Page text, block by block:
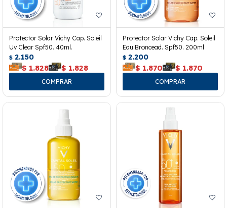
Protector Solar Vichy Cap. Soleil
Uv Clear Spf50. 40ml.
$ 2.150
$ 1.828 $ 1.828
Protector Solar Vichy Cap. Soleil
Eau Broncead. Spf50. 200ml
$ 2.200
$ 1.870 $ 1.870